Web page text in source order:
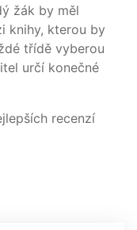
žák by měl
knihy, kterou by
třídě vyberou
určí konečné
recenzí